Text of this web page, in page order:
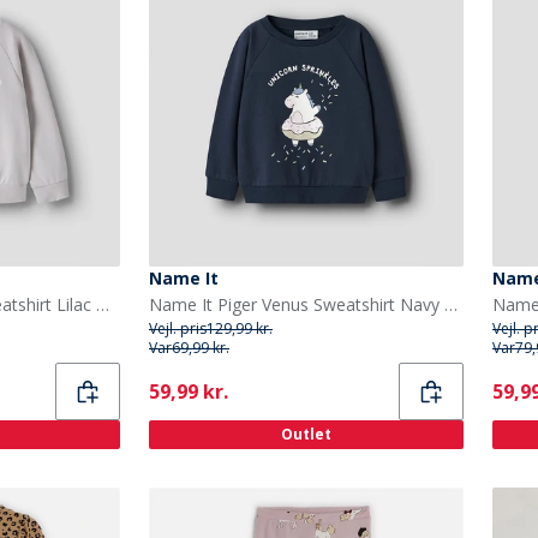
Name It Piger Venus Sweatshirt Lilac Marble
Name It
Name It Piger Venus Sweatshirt Navy Blazer
Vejl. pris129,99 kr.
Var69,99 kr.
Current
59,99 kr.
Outlet
Vejl.
Var